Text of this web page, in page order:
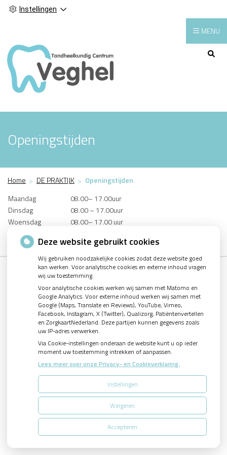
Instellingen
Hoofdmenu
MENU
Openingstijden
Home DE PRAKTIJK
Openingstijden
Maandag
08.00– 17.00uur
Dinsdag
08.00 – 17.00uur
Woensdag
08.00– 17.00 uur
Donderdag
Vrijdag
08.00 – 12.15 uur
Uw Zorg Online |Beheer
Privacy verklaring|Cookie-instellingen| Voorwaarden
Deze website gebruikt cookies
Wij gebruiken noodzakelijke cookies zodat deze website goed
kan werken. Voor analytische cookies en externe inhoud vragen
wij uw toestemming.
Voor analytische cookies werken wij samen met Matomo en
Google Analytics. Voor externe inhoud werken wij samen met
Google (Maps, Translate en Reviews), YouTube, Vimeo,
Facebook, Instagram, X (Twitter), Qualizorg, Patiëntenvertellen
en ZorgkaartNederland. Deze partijen kunnen gegevens zoals
uw IP-adres verwerken.
Via Cookie-instellingen onderaan de website kunt u op ieder
moment uw toestemming intrekken of aanpassen.
Lees meer over onze Privacy- en Cookieverklaring.
Instellingen
Weigeren
Accepteren